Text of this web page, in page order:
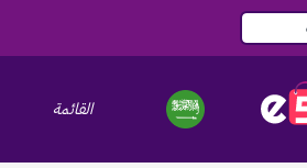
navigation
القائمة